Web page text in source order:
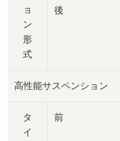
ョ
ン
形
式
後
高性能サスペンション
タ
イ
前